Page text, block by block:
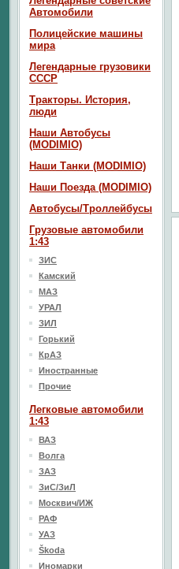
Автомобили
Полицейские машины
мира
Легендарные грузовики
СССР
Тракторы. История,
люди
Наши Автобусы
(MODIMIO)
Наши Танки (MODIMIO)
Наши Поезда (MODIMIO)
Автобусы/Троллейбусы
Грузовые автомобили
1:43
ЗИС
Камский
МАЗ
УРАЛ
ЗИЛ
Горький
КрАЗ
Иностранные
Прочие
Легковые автомобили
1:43
ВАЗ
Волга
ЗАЗ
ЗиС/ЗиЛ
Москвич/ИЖ
РАФ
УАЗ
Škoda
Иномарки